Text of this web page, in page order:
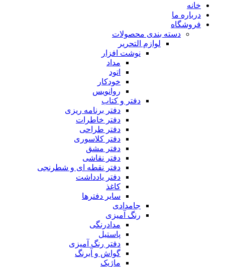
خانه
درباره ما
فروشگاه
دسته بندی محصولات
لوازم التحریر
نوشت افزار
مداد
اتود
خودکار
روانویس
دفتر و کتاب
دفتر برنامه ریزی
دفتر خاطرات
دفتر طراحی
دفتر کلاسوری
دفتر مشق
دفتر نقاشی
دفتر نقطه ای و شطرنجی
دفتر یادداشت
کاغذ
سایر دفترها
جامدادی
رنگ آمیزی
مدادرنگی
پاستیل
دفتر رنگ آمیزی
گواش و آبرنگ
ماژیک